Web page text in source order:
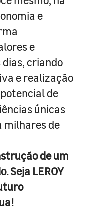
e
e
criando
e realização
de
únicas
milhares de
de um
Seja LEROY